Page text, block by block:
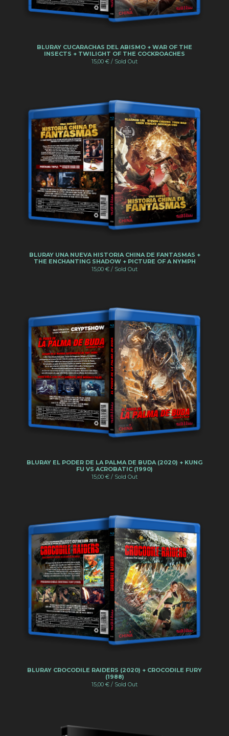
BLURAY CUCARACHAS DEL ABISMO + WAR OF THE
INSECTS + TWILIGHT OF THE COCKROACHES
15,00 € / Sold Out
BLURAY UNA NUEVA HISTORIA CHINA DE FANTASMAS +
THE ENCHANTING SHADOW + PICTURE OF A NYMPH
15,00 € / Sold Out
BLURAY EL PODER DE LA PALMA DE BUDA (2020) + KUNG
FU VS ACROBATIC (1990)
15,00 € / Sold Out
BLURAY CROCODILE RAIDERS (2020) + CROCODILE FURY
(1988)
15,00 € / Sold Out